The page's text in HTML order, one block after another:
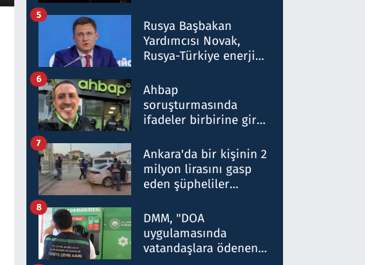
Rusya Başbakan
Yardımcısı Novak,
Rusya-Türkiye enerji
nitelikte olduğunu
belirtti
5
Ahbap
soruşturmasında
ifadeler birbirine girdi:
ifadelerinden ortaya
çıkan tablo şok etti
6
Ankara'da bir kişinin 2
milyon lirasını gasp
eden şüpheliler
7
DMM, "DOA
uygulamasında
vatandaşlara ödenen
8